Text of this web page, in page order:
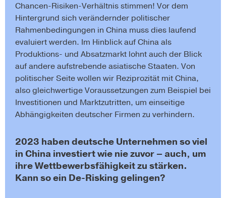
Chancen-Risiken-Verhältnis stimmen! Vor dem
Hintergrund sich verändernder politischer
Rahmenbedingungen in China muss dies laufend
evaluiert werden. Im Hinblick aufChina als
Produktions- und Absatzmarkt lohnt auch der Blick
auf andere aufstrebende asiatische Staaten. Von
politischer Seite wollen wir Rezipro­zität mit China,
also gleichwertige Voraussetzungen zum Beispiel bei
Investitionen und Marktzutritten, um einseitige
Abhängigkeiten deutscher Firmen zu verhindern.
2023 haben deutsche Unternehmen so viel
in China investiert wie nie zuvor – auch, um
ihre Wettbewerbsfähigkeit zu stärken.
Kann so ein De-Risking gelingen?